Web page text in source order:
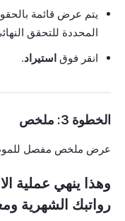
يتم عرض قائمة
المحددة للتحقق
انقر فوق استيراد.
الخطوة 3: ملخص
عرض ملخص مفصل
وهذا ينهي عملية
رواتبك الشهرية